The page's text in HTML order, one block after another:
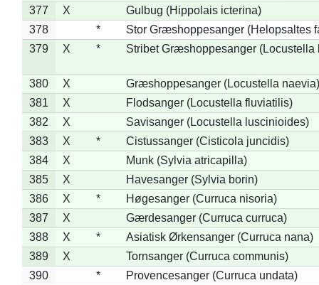
377
X
Gulbug (Hippolais icterina)
378
*
Stor Græshoppesanger (Helopsaltes
379
X * Stribet Græshoppesanger (Locustella
380 X
Græshoppesanger (Locustella naevia)
381
X
Flodsanger (Locustella fluviatilis)
382
X
Savisanger (Locustella luscinioides)
383
X *
Cistussanger (Cisticola juncidis)
384
X
Munk (Sylvia atricapilla)
385
X
Havesanger (Sylvia borin)
386
X *
Høgesanger (Curruca nisoria)
387
X
Gærdesanger (Curruca curruca)
388
X *
Asiatisk Ørkensanger (Curruca nana)
389
X
Tornsanger (Curruca communis)
390
*
Provencesanger (Curruca undata)